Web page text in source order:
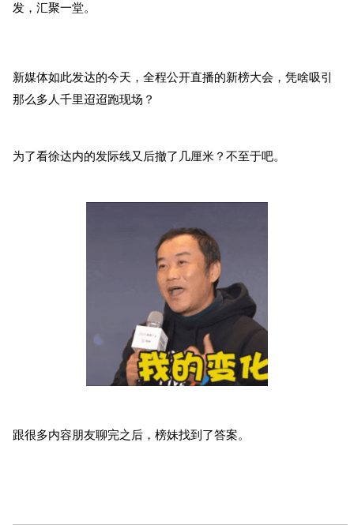
发，汇聚一堂。
新媒体如此发达的今天，全程公开直播的新榜大会，凭啥吸引
那么多人千里迢迢跑现场？
为了看徐达内的发际线又后撤了几厘米？不至于吧。
跟很多内容朋友聊完之后，榜妹找到了答案。